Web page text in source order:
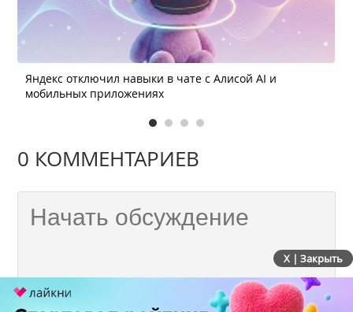
Яндекс отключил навыки в чате с Алисой AI и
мобильных приложениях
0 КОММЕНТАРИЕВ
X | Закрыть